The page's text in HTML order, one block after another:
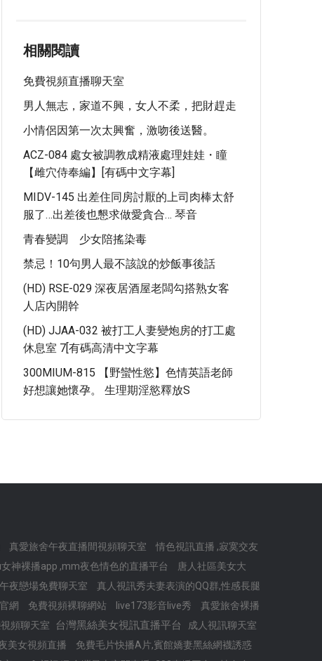
相關閱讀
免費視頻直播聊天室
男人無志，家道不興，女人不柔，把財趕走
小情侶因第一次太興奮，激吻後送醫。
ACZ-084 處女被調教成精液處理娃娃・瞳
【雌穴侍奉編】[有碼中文字幕]
MIDV-145 出差住同房討厭的上司肉棒太舒
服了…出差後也懇求做愛貪合… 琴音
青春變調 少女陪搖染毒
禁忌！10句男人最不該說的炒飯事後話
(HD) RSE-029 深夜居酒屋老闆勾搭熟女客
人店內開幹
(HD) JJAA-032 被打工人妻變炮房的打工處
休息室 7[有碼高清中文字幕
300MIUM-815 【野蠻性慾】色情英語老師
好想讓她懷孕。 生理期淫慾釋放S
真愛旅舍午夜直播間視頻聊天室
情色視訊直播 ,寂寞交友
神裸播app ,mm夜色情色的直播平台
唐人社區美女大
夜戀場免費聊天室
真人視訊秀夫妻表演的QQ群,性感長腿
網 免費視頻裸聊網站 live173影音live秀
真愛旅舍裸播
頻聊天室 台灣黑絲美女視訊直播平台
成人視訊聊天室
美女視頻直播
免費毛片快播A片,賓館嬌妻黑絲網襪誘惑